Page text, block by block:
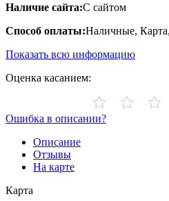
Наличие сайта:С сайтом
Способ оплаты:Наличные,
Показать всю информацию
Оценка касанием:
Ошибка в описании?
Описание
Отзывы
На карте
Карта